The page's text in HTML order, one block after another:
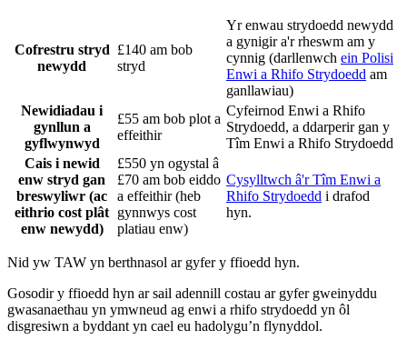
Cofrestru stryd
newydd
£140 am bob
stryd
Yr enwau strydoedd newydd
a gynigir a'r rheswm am y
cynnig (darllenwch ein Polisi
Enwi a Rhifo Strydoedd am
ganllawiau)
Newidiadau i
gynllun a
gyflwynwyd
£55 am bob plot a
effeithir
Cyfeirnod Enwi a Rhifo
Strydoedd, a ddarperir gan y
Tîm Enwi a Rhifo Strydoedd
Cais i newid
enw stryd gan
breswyliwr (ac
eithrio cost plât
enw newydd)
£550 yn ogystal â
£70 am bob eiddo
a effeithir (heb
gynnwys cost
platiau enw)
Cysylltwch â'r Tîm Enwi a
Rhifo Strydoedd i drafod
hyn.
Nid yw TAW yn berthnasol ar gyfer y ffioedd hyn.
Gosodir y ffioedd hyn ar sail adennill costau ar gyfer gweinyddu
gwasanaethau yn ymwneud ag enwi a rhifo strydoedd yn ôl
disgresiwn a byddant yn cael eu hadolygu’n flynyddol.